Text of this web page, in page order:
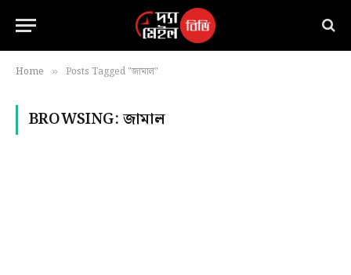
Home » Posts Tagged "জামাল"
BROWSING:জামাল